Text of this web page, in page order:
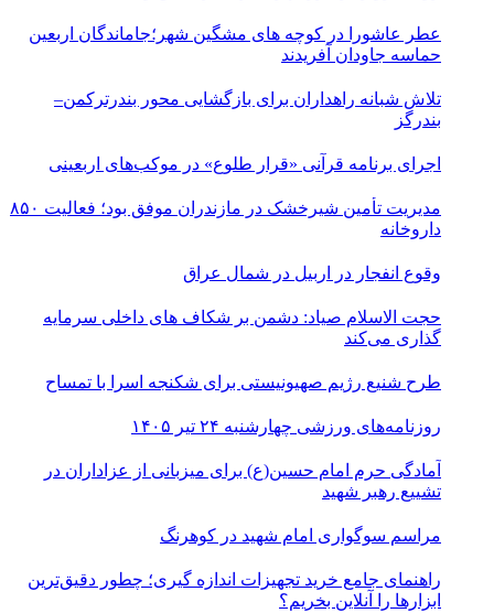
عطر عاشورا در کوچه های مشگین شهر؛جاماندگان اربعین
حماسه جاودان آفریدند
تلاش شبانه راهداران برای بازگشایی محور بندرترکمن–
بندرگز
اجرای برنامه قرآنی «قرار طلوع» در موکب‌های اربعینی
مدیریت تأمین شیرخشک در مازندران موفق بود؛ فعالیت ۸۵۰
داروخانه
وقوع انفجار در اربیل در شمال عراق
حجت الاسلام صیاد: دشمن بر شکاف‌ های داخلی سرمایه‌
گذاری می‌کند
طرح شنیع رژیم صهیونیستی برای شکنجه اسرا با تمساح
روزنامه‌های ورزشی چهارشنبه ۲۴ تیر ۱۴۰۵
آمادگی حرم امام حسین(ع) برای میزبانی از عزاداران در
تشییع رهبر شهید
مراسم سوگواری امام شهید در کوهرنگ
راهنمای جامع خرید تجهیزات اندازه گیری؛ چطور دقیق‌ترین
ابزارها را آنلاین بخریم؟